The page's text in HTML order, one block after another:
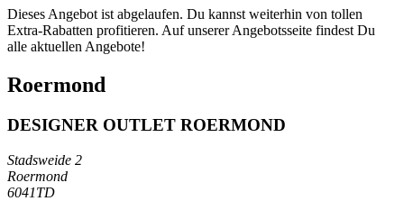
Dieses Angebot ist abgelaufen. Du kannst weiterhin von tollen
Extra-Rabatten profitieren. Auf unserer Angebotsseite findest Du
alle aktuellen Angebote!
Roermond
DESIGNER OUTLET ROERMOND
Stadsweide 2
Roermond
6041TD